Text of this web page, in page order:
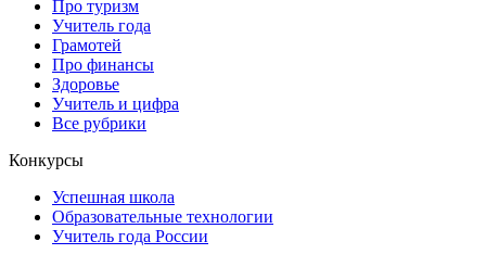
Про туризм
Учитель года
Грамотей
Про финансы
Здоровье
Учитель и цифра
Все рубрики
Конкурсы
Успешная школа
Образовательные технологии
Учитель года России